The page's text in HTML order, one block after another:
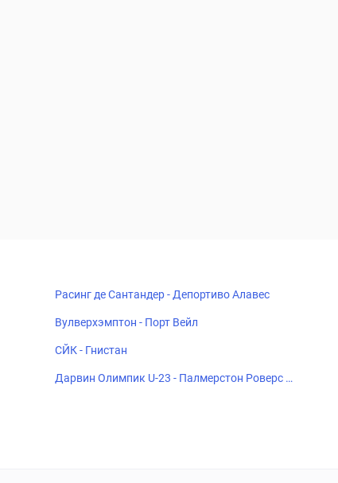
Расинг де Сантандер - Депортиво Алавес
Вулверхэмптон - Порт Вейл
СЙК - Гнистан
Дарвин Олимпик U-23 - Палмерстон Роверс Ф